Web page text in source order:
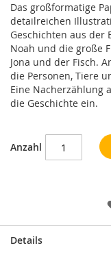
Das großformatige
detailreichen
Geschichten aus der
Noah und die große
Jona und der Fisch.
die Personen, Tiere
Eine Nacherzählung
die Geschichte ein.
Anzahl
Details